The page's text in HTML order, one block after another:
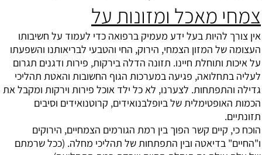
צמחי מאכל ומזונות על
אין צורך להיות בעל ידע מעמיק ברפואה כדי לעמוד על חשיבותו
העצומה של המזון הצמחי, הירוק, החי והטבעי לבריאותנו והשפעתו
על איכות ותוחלת חיינו. תזונה הדלה בירקות, פירות ודגנים תגרום
לעליה בתחלואה, פגיעה במערכות הגוף החשובות והאטת תהליכי
גדילה והתפתחות. לצערנו, לא כל ילד אוכל פירות וירקות ומקבל את
הכמות האופטימלית של ביופלבנואידים, קרוטנואידים וסיבים
תזונתיים.
הוכח כי, קיים קשר הפוך בין רמת הגורמים הצמחיים, הירוקים
ו"החיים" בדיאטה ובין התפתחות של תהליכי מחלה. (ככל שרמתם